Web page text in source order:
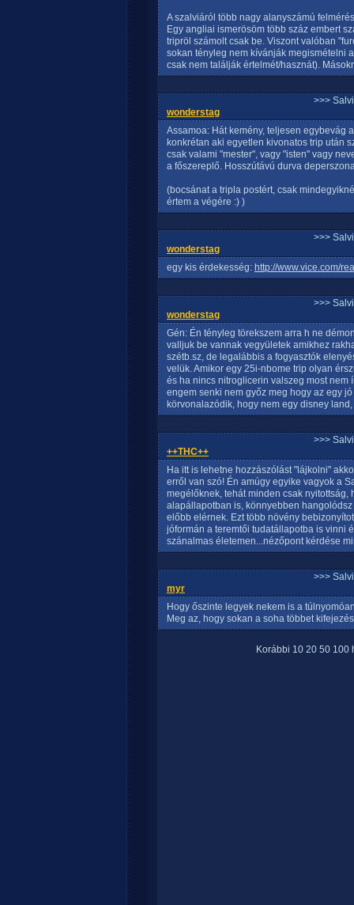
A szalviáról több nagy alanyszámú
Egy angliai ismerösöm több száz embert
tripröl számolt csak be. Viszont valóban
sokan tényleg nem kívánják megismételni
csak nem találják értelmét/hasznát).
>>>
wonderstag
Assamoa: Hát kemény, teljesen egybevág
konkrétan aki egyetlen kivonatos trip után
csak valami "mester", vagy "isten" vagy
a főszereplő. Hosszútávú durva
(bocsánat a tripla postért, csak
értem a végére :) )
>>>
wonderstag
egy kis érdekesség: http://www.vice.com/
>>>
wonderstag
Gén: Én tényleg törekszem arra h ne
valljuk be vannak vegyületek amikhez
szétb.sz, de legalábbis a fogyasztók
velük. Amikor egy 25i-nbome trip olyan
és ha nincs nitroglicerin valszeg most
engem senki nem győz meg hogy az egy
körvonalazódik, hogy nem egy disney
>>>
++THC++
Ha itt is lehetne hozzászólást "lájkolni"
erről van szó! Én amúgy egyike vagyok a
megélőknek, tehát minden csak nyitottság,
alapállapotban is, könnyebben
előbb elérnek. Ezt több növény
jóformán a teremtői tudatállapotba is vinni
szánalmas életemen...nézőpont kérdése
>>>
myr
Hogy őszinte legyek nekem is a
Meg az, hogy sokan a soha többet
Korábbi 10 20 50 100